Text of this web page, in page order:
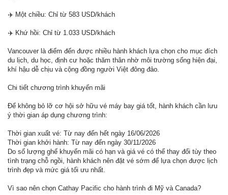
✈️ Một chiều: Chỉ từ 583 USD/khách
✈️ Khứ hồi: Chỉ từ 1.033 USD/khách
Vancouver là điểm đến được nhiều hành khách lựa chọn cho mục đích
du lịch, du học, định cư hoặc thăm thân nhờ môi trường sống hiện đại,
khí hậu dễ chịu và cộng đồng người Việt đông đảo.
Chi tiết chương trình khuyến mãi
Để không bỏ lỡ cơ hội sở hữu vé máy bay giá tốt, hành khách cần lưu
ý thời gian áp dụng chương trình:
Thời gian xuất vé: Từ nay đến hết ngày 16/06/2026
Thời gian khởi hành: Từ nay đến ngày 30/11/2026
Do số lượng ghế khuyến mãi có hạn và giá vé có thể thay đổi tùy theo
tình trạng chỗ ngồi, hành khách nên đặt vé sớm để lựa chọn được lịch
trình đẹp và mức giá tối ưu nhất.
Vì sao nên chọn Cathay Pacific cho hành trình đi Mỹ và Canada?